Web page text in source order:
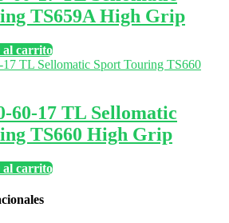
TS659A High Grip
carrito
60-17 TL Sellomatic
TS660 High Grip
carrito